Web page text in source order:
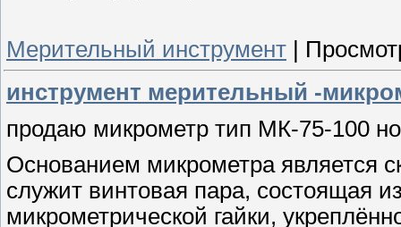
Мерительный инструмент
инструмент мерительный -
продаю микрометр тип МК-75-100
Основанием микрометра является
служит винтовая пара, состоящая
микрометрической гайки,